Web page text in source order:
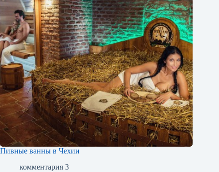
Пивные ванны в Чехии
комментария 3